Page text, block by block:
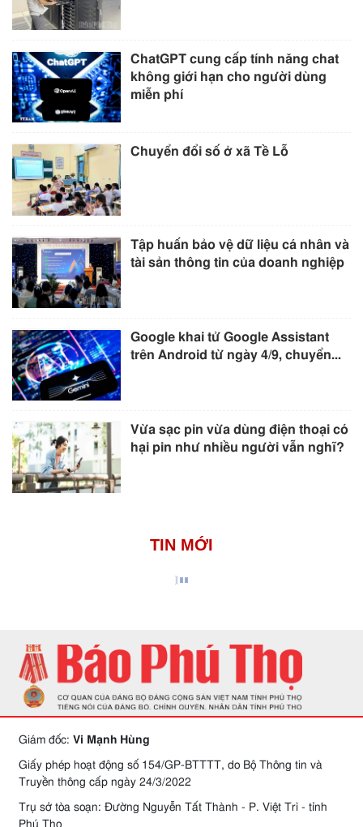
ChatGPT cung cấp tính năng chat
không giới hạn cho người dùng
miễn phí
Chuyển đổi số ở xã Tề Lỗ
Tập huấn bảo vệ dữ liệu cá nhân và
tài sản thông tin của doanh nghiệp
Google khai tử Google Assistant
trên Android từ ngày 4/9, chuyển...
Vừa sạc pin vừa dùng điện thoại có
hại pin như nhiều người vẫn nghĩ?
TIN MỚI
Giám đốc: Vi Mạnh Hùng
Giấy phép hoạt động số 154/GP-BTTTT, do Bộ Thông tin và
Truyền thông cấp ngày 24/3/2022
Trụ sở tòa soạn: Đường Nguyễn Tất Thành - P. Việt Trì - tỉnh
Phú Thọ